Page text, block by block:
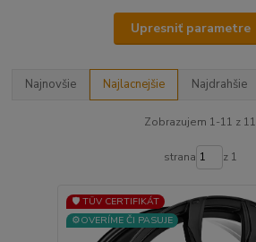
Upresniť parametre
Najnovšie Najlacnejšie Najdrahšie
Zobrazujem 1-11 z 11
strana z 1
🛡️ TÜV CERTIFIKÁT
⚙️OVERÍME ČI PASUJE